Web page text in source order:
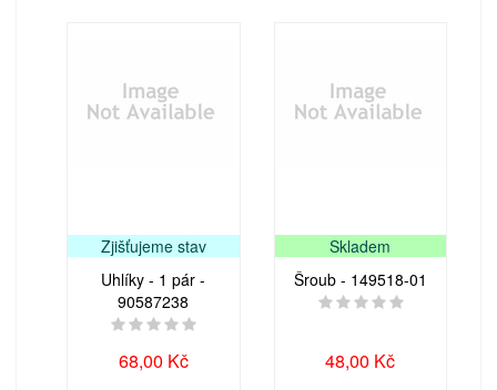
Zjišťujeme stav
Uhlíky - 1 pár -
90587238
68,00 Kč
Skladem
Šroub - 149518-01
48,00 Kč